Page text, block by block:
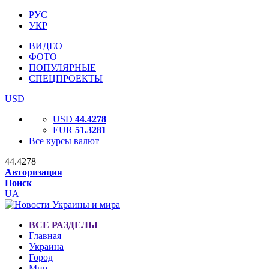
РУС
УКР
ВИДЕО
ФОТО
ПОПУЛЯРНЫЕ
СПЕЦПРОЕКТЫ
USD
USD 44.4278
EUR 51.3281
Все курсы валют
44.4278
Авторизация
Поиск
UA
ВСЕ РАЗДЕЛЫ
Главная
Украина
Город